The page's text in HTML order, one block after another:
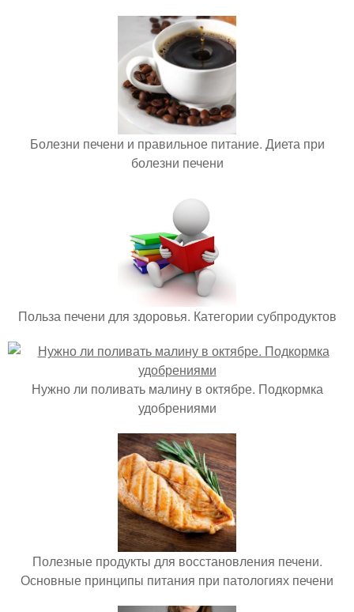
Болезни печени и правильное питание. Диета при
болезни печени
Польза печени для здоровья. Категории субпродуктов
Нужно ли поливать малину в октябре. Подкормка
удобрениями
Полезные продукты для восстановления печени.
Основные принципы питания при патологиях печени